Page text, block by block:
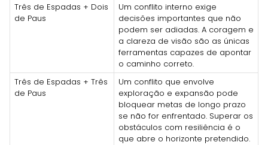
Três de Espadas + Dois
de Paus
Um conflito interno exige
decisões importantes que não
podem ser adiadas. A coragem e
a clareza de visão são as únicas
ferramentas capazes de apontar
o caminho correto.
Três de Espadas + Três
de Paus
Um conflito que envolve
exploração e expansão pode
bloquear metas de longo prazo
se não for enfrentado. Superar os
obstáculos com resiliência é o
que abre o horizonte pretendido.